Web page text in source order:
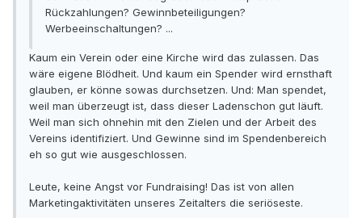
Rückzahlungen? Gewinnbeteiligungen?
Werbeeinschaltungen? ...
Kaum ein Verein oder eine Kirche wird das zulassen. Das
wäre eigene Blödheit. Und kaum ein Spender wird ernsthaft
glauben, er könne sowas durchsetzen. Und: Man spendet,
weil man überzeugt ist, dass dieser Ladenschon gut läuft.
Weil man sich ohnehin mit den Zielen und der Arbeit des
Vereins identifiziert. Und Gewinne sind im Spendenbereich
eh so gut wie ausgeschlossen.
Leute, keine Angst vor Fundraising! Das ist von allen
Marketingaktivitäten unseres Zeitalters die seriöseste.